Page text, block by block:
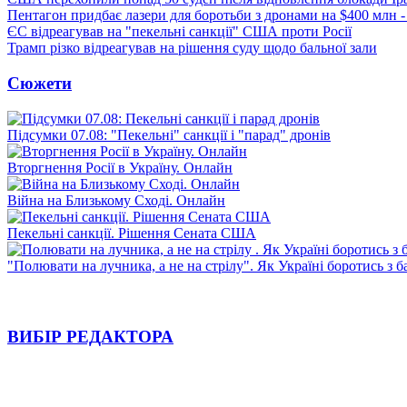
Пентагон придбає лазери для боротьби з дронами на $400 млн
ЄС відреагував на "пекельні санкції" США проти Росії
Трамп різко відреагував на рішення суду щодо бальної зали
Сюжети
Підсумки 07.08: "Пекельні" санкції і "парад" дронів
Вторгнення Росії в Україну. Онлайн
Війна на Близькому Сході. Онлайн
Пекельні санкції. Рішення Сената США
"Полювати на лучника, а не на стрілу". Як Україні боротись з
ВИБІР РЕДАКТОРА